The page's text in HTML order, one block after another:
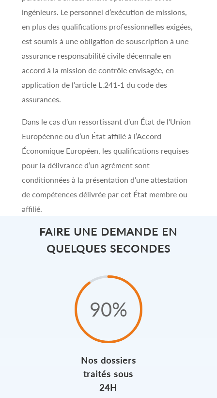
ingénieurs. Le personnel d’exécution de missions,
en plus des qualifications professionnelles exigées,
est soumis à une obligation de souscription à une
assurance responsabilité civile décennale en
accord à la mission de contrôle envisagée, en
application de l’article L.241-1 du code des
assurances.
Dans le cas d’un ressortissant d’un État de l’Union
Européenne ou d’un État affilié à l’Accord
Économique Européen, les qualifications requises
pour la délivrance d’un agrément sont
conditionnées à la présentation d’une attestation
de compétences délivrée par cet État membre ou
affilié.
FAIRE UNE DEMANDE EN
QUELQUES SECONDES
90%
Nos dossiers
traités sous
24H